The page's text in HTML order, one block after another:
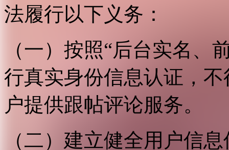
法履行以下义务：
（一）按照“后台实名、
行真实身份信息认证，
户提供跟帖评论服务。
（二）建立健全用户信